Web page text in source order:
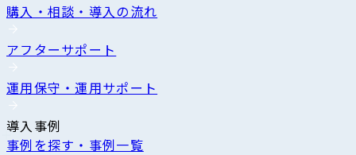
購入・相談・導入の流れ
アフターサポート
運用保守・運用サポート
導入事例
事例を探す・事例一覧